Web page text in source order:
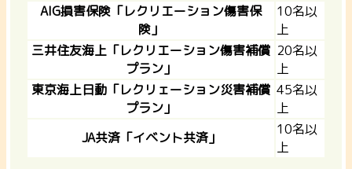
AIG損害保険「レクリエーション傷害保
険」
10名以
上
三井住友海上「レクリエーション傷害補償
プラン」
20名以
上
東京海上日動「レクリェーション災害補償
プラン」
45名以
上
JA共済「イベント共済」
10名以
上